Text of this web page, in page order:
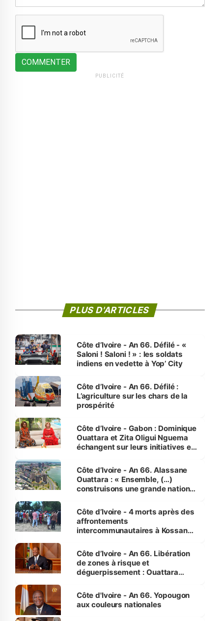
COMMENTER
PUBLICITÉ
PLUS D'ARTICLES
Côte d’Ivoire - An 66. Défilé - «
Saloni ! Saloni ! » : les soldats
indiens en vedette à Yop’ City
Côte d’Ivoire - An 66. Défilé :
L’agriculture sur les chars de la
prospérité
Côte d’Ivoire - Gabon : Dominique
Ouattara et Zita Oligui Nguema
échangent sur leurs initiatives en
enfants
Côte d’Ivoire - An 66. Alassane
Ouattara : « Ensemble, (…)
construisons une grande nation
générations futures »
Côte d’Ivoire - 4 morts après des
affrontements
intercommunautaires à Kossandji
milieu des sinistrés
Côte d’Ivoire - An 66. Libération
de zones à risque et
déguerpissement : Ouattara
l'Etat de droit pour préserver les
vies humaines »
Côte d'Ivoire - An 66. Yopougon
aux couleurs nationales